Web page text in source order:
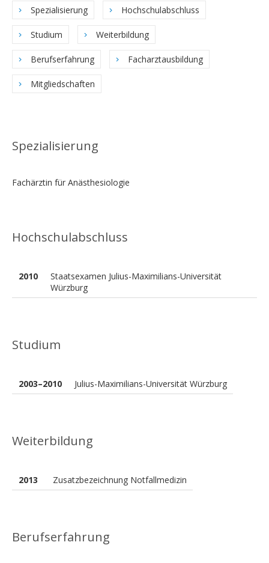
Spezialisierung Hochschulabschluss
Studium Weiterbildung
Berufserfahrung Facharztausbildung
Mitgliedschaften
Spezialisierung
Fachärztin für Anästhesiologie
Hochschulabschluss
2010
Staatsexamen Julius-Maximilians-Universität
Würzburg
Studium
2003–2010 Julius-Maximilians-Universität Würzburg
Weiterbildung
2013 Zusatzbezeichnung Notfallmedizin
Berufserfahrung